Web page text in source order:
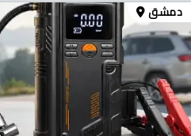
دمشق